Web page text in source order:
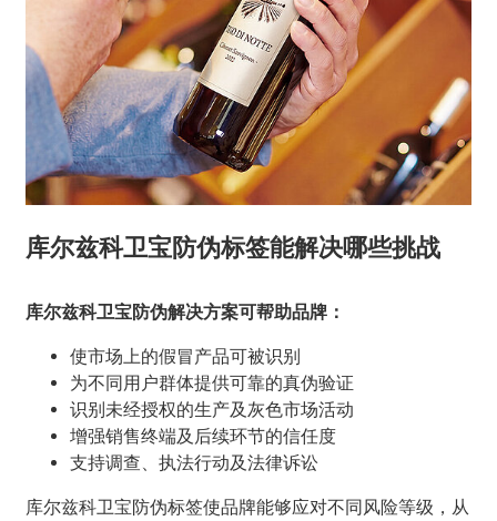
库尔兹科卫宝防伪标签能解决哪些挑战
库尔兹科卫宝防伪解决方案可帮助品牌：
使市场上的假冒产品可被识别
为不同用户群体提供可靠的真伪验证
识别未经授权的生产及灰色市场活动
增强销售终端及后续环节的信任度
支持调查、执法行动及法律诉讼
库尔兹科卫宝防伪标签使品牌能够应对不同风险等级，从